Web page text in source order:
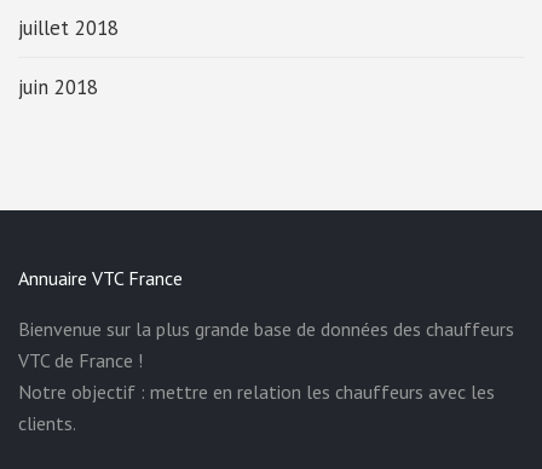
juillet 2018
juin 2018
Annuaire VTC France
Bienvenue sur la plus grande base de données des chauffeurs
VTC de France !
Notre objectif : mettre en relation les chauffeurs avec les
clients.